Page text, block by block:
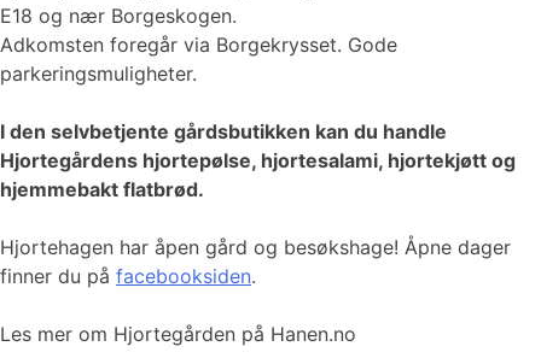
E18 og nær Borgeskogen.
Adkomsten foregår via Borgekrysset. Gode
parkeringsmuligheter.
I den selvbetjente gårdsbutikken kan du handle
Hjortegårdens hjortepølse, hjortesalami, hjortekjøtt og
hjemmebakt flatbrød.
​​​​​Hjortehagen har åpen gård og besøkshage! Åpne dager
finner du på facebooksiden.
Les mer om Hjortegården på Hanen.no